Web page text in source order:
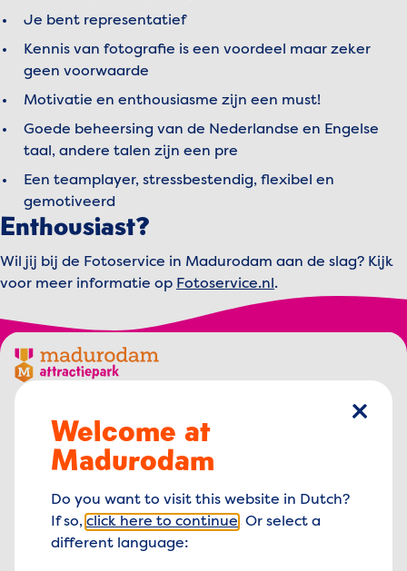
Je bent representatief
Kennis van fotografie is een voordeel maar zeker
geen voorwaarde
Motivatie en enthousiasme zijn een must!
Goede beheersing van de Nederlandse en Engelse
taal, andere talen zijn een pre
Een teamplayer, stressbestendig, flexibel en
gemotiveerd
Enthousiast?
Wil jij bij de Fotoservice in Madurodam aan de slag? Kijk
voor meer informatie op Fotoservice.nl .
Footer menu
Madurodam logo, naar de homepage
2584 RZ Den Haag,
Nederland
info@madurodam.nl
+31 70 41 624 00
Madurodam
sluiten
Welcome at
Madurodam
Do you want to visit this website in Dutch?
If so, click here to continue . Or select a
different language: